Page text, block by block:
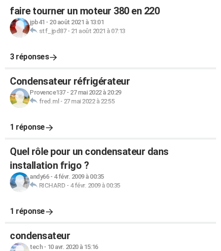
faire tourner un moteur 380 en 220
jpb41 - 20 août 2021 à 13:01
stf_jpd87- 21 août 2021 à 07:13
3 réponses
Condensateur réfrigérateur
Provence137- 27 mai 2022 à 20:29
fred.ml - 27 mai 2022 à 22:55
1 réponse
Quel rôle pour un condensateur dans
installation frigo ?
andy66- 4 févr. 2009 à 00:35
RICHARD - 4 févr. 2009 à 00:35
1 réponse
condensateur
tech- 10 avr. 2020 à 15:16